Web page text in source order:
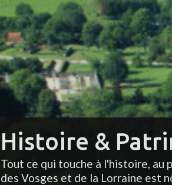
Histoire &
Tout ce qui touche à l'histoire,
des Vosges et de la Lorraine est